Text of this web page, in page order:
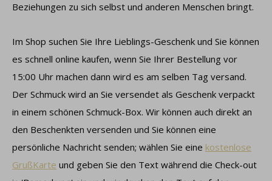
Beziehungen zu sich selbst und anderen Menschen bringt.
Im Shop suchen Sie Ihre Lieblings-Geschenk und Sie können
es schnell online kaufen, wenn Sie Ihrer Bestellung vor
15:00 Uhr machen dann wird es am selben Tag versand.
Der Schmuck wird an Sie versendet als Geschenk verpackt
in einem schönen Schmuck-Box. Wir können auch direkt an
den Beschenkten versenden und Sie können eine
persönliche Nachricht senden; wählen Sie eine kostenlose
GrußKarte und geben Sie den Text während die Check-out